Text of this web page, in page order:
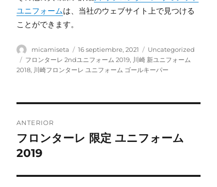
ユニフォームは、当社のウェブサイト上で見つける
ことができます。
Autor
micamiseta
Publicado
el
16 septiembre, 2021 Categorías
Uncategorized
Etiquetas
フロンターレ 2ndユニフォーム 2019, 川崎 新ユニフォーム
2018, 川崎フロンターレ ユニフォーム ゴールキーパー
de
entradas
ANTERIOR
Entrada
anterior:
フロンターレ 限定 ユニフォーム
2019